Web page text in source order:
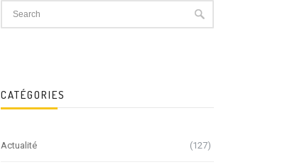
CATÉGORIES
Actualité (127)